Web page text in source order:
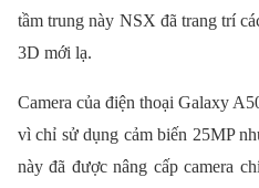
tầm trung này NSX đã trang trí
3D mới lạ.
Camera của điện thoại Galaxy
vì chỉ sử dụng cảm biến 25MP
này đã được nâng cấp camera